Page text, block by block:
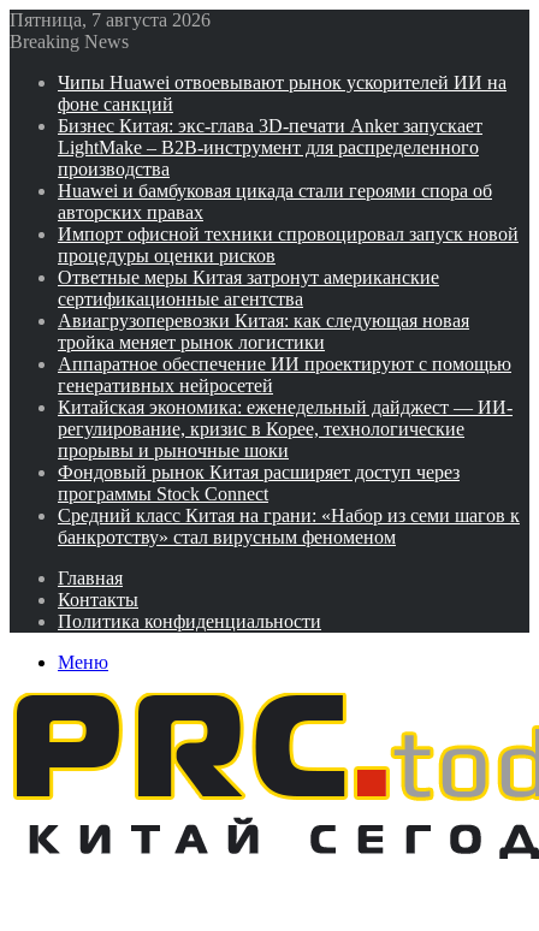
Пятница, 7 августа 2026
Breaking News
Чипы Huawei отвоевывают рынок ускорителей ИИ на
фоне санкций
Бизнес Китая: экс-глава 3D-печати Anker запускает
LightMake – B2B-инструмент для распределенного
производства
Huawei и бамбуковая цикада стали героями спора об
авторских правах
Импорт офисной техники спровоцировал запуск новой
процедуры оценки рисков
Ответные меры Китая затронут американские
сертификационные агентства
Авиагрузоперевозки Китая: как следующая новая
тройка меняет рынок логистики
Аппаратное обеспечение ИИ проектируют с помощью
генеративных нейросетей
Китайская экономика: еженедельный дайджест — ИИ-
регулирование, кризис в Корее, технологические
прорывы и рыночные шоки
Фондовый рынок Китая расширяет доступ через
программы Stock Connect
Средний класс Китая на грани: «Набор из семи шагов к
банкротству» стал вирусным феноменом
Главная
Контакты
Политика конфиденциальности
Меню